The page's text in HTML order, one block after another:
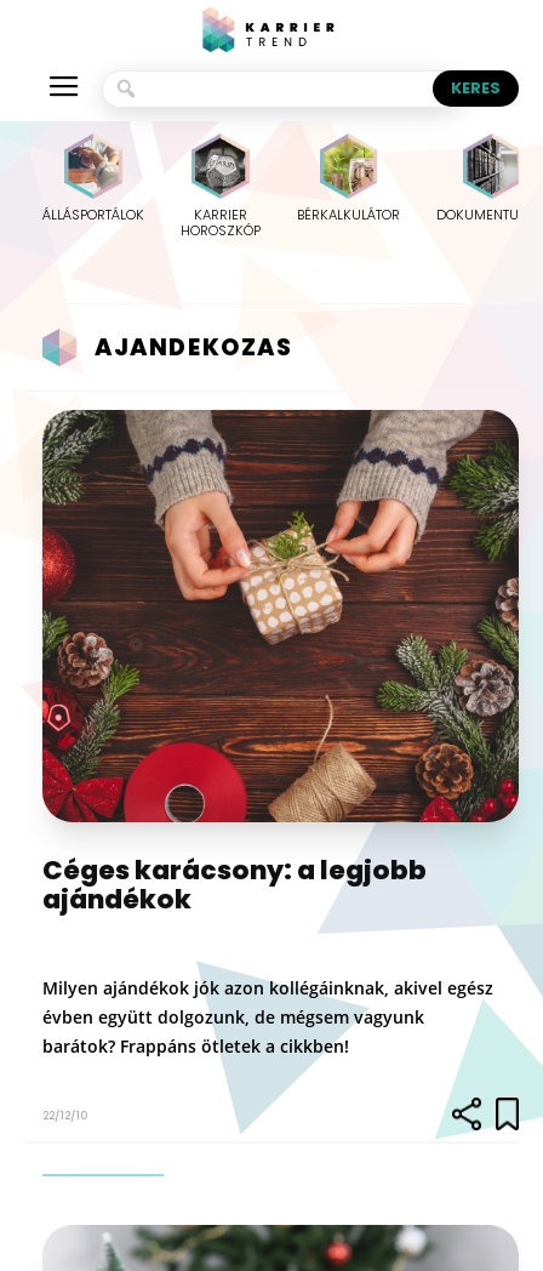
ÁLLÁSPORTÁLOK
KARRIER
HOROSZKÓP
BÉRKALKULÁTOR
AJANDEKOZAS
Céges karácsony: a legjobb
ajándékok
Milyen ajándékok jók azon kollégáinknak, akivel egész
évben együtt dolgozunk, de mégsem vagyunk
barátok? Frappáns ötletek a cikkben!
22/12/10